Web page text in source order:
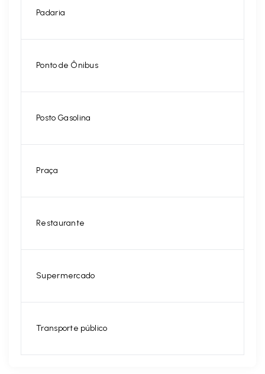
Padaria
Ponto de Ônibus
Posto Gasolina
Praça
Restaurante
Supermercado
Transporte público